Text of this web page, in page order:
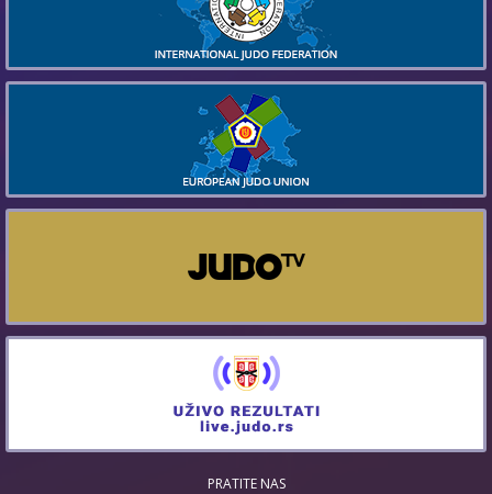
PRATITE NAS